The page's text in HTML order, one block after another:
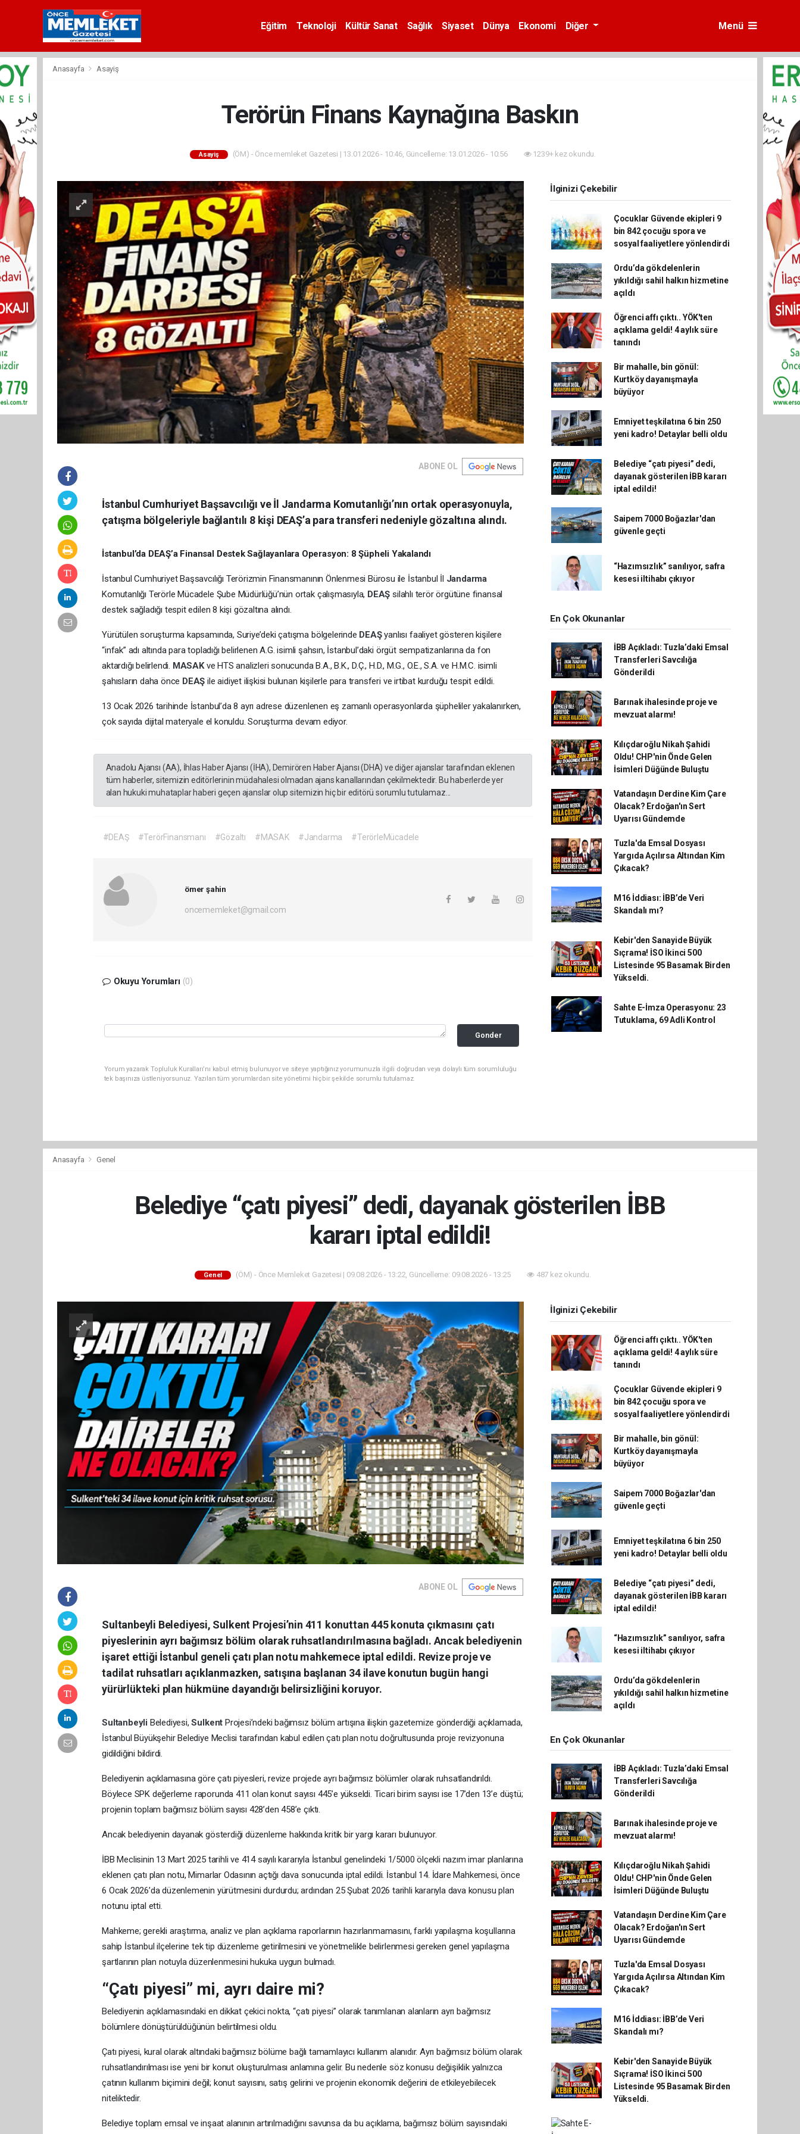
Eğitim Teknoloji Kültür Sanat Sağlık Siyaset Dünya Ekonomi Diğer Menü
Anasayfa Asayiş
Terörün Finans Kaynağına Baskın
Asayiş (ÖM) - Önce memleket Gazetesi | 13.01.2026 - 10:46, Güncelleme: 13.01.2026 - 10:56 1239+ kez okundu.
ABONE OL
İstanbul Cumhuriyet Başsavcılığı ve İl Jandarma Komutanlığı’nın ortak operasyonuyla,
çatışma bölgeleriyle bağlantılı 8 kişi DEAŞ’a para transferi nedeniyle gözaltına alındı.
İstanbul’da DEAŞ’a Finansal Destek Sağlayanlara Operasyon: 8 Şüpheli Yakalandı
İstanbul Cumhuriyet Başsavcılığı Terörizmin Finansmanının Önlenmesi Bürosu ile İstanbul İl Jandarma
Komutanlığı Terörle Mücadele Şube Müdürlüğü’nün ortak çalışmasıyla, DEAŞsilahlı terör örgütüne finansal
destek sağladığı tespit edilen 8 kişi gözaltına alındı.
Yürütülen soruşturma kapsamında, Suriye’deki çatışma bölgelerinde DEAŞyanlısı faaliyet gösteren kişilere
“infak” adı altında para topladığı belirlenen A.G. isimli şahsın, İstanbul’daki örgüt sempatizanlarına da fon
aktardığı belirlendi. MASAKve HTS analizleri sonucunda B.A., B.K., D.Ç., H.D., M.G., O.E., S.A. ve H.M.C. isimli
şahısların daha önce DEAŞile aidiyet ilişkisi bulunan kişilerle para transferi ve irtibat kurduğu tespit edildi.
13 Ocak 2026 tarihinde İstanbul’da 8 ayrı adrese düzenlenen eş zamanlı operasyonlarda şüpheliler yakalanırken,
çok sayıda dijital materyale el konuldu. Soruşturma devam ediyor.
Anadolu Ajansı (AA), İhlas Haber Ajansı (İHA), Demirören Haber Ajansı (DHA) ve diğer ajanslar tarafından eklenen
tüm haberler, sitemizin editörlerinin müdahalesi olmadan ajans kanallarından çekilmektedir. Bu haberlerde yer
alan hukuki muhataplar haberi geçen ajanslar olup sitemizin hiç bir editörü sorumlu tutulamaz...
#DEAŞ #TerörFinansmanı #Gözaltı #MASAK #Jandarma #TerörleMücadele
ömer şahin
oncememleket@gmail.com
Okuyu Yorumları (0)
Gonder
Yorum yazarak Topluluk Kuralları’nı kabul etmiş bulunuyor ve siteye yaptığınız yorumunuzla ilgili doğrudan veya dolaylı tüm sorumluluğu
tek başınıza üstleniyorsunuz. Yazılan tüm yorumlardan site yönetimi hiçbir şekilde sorumlu tutulamaz.
İlginizi Çekebilir
Çocuklar Güvende ekipleri 9
bin 842 çocuğu spora ve
sosyal faaliyetlere yönlendirdi
Ordu’da gökdelenlerin
yıkıldığı sahil halkın hizmetine
açıldı
Öğrenci affı çıktı.. YÖK'ten
açıklama geldi! 4 aylık süre
tanındı
Bir mahalle, bin gönül:
Kurtköy dayanışmayla
büyüyor
Emniyet teşkilatına 6 bin 250
yeni kadro! Detaylar belli oldu
Belediye “çatı piyesi” dedi,
dayanak gösterilen İBB kararı
iptal edildi!
Saipem 7000 Boğazlar'dan
güvenle geçti
“Hazımsızlık” sanılıyor, safra
kesesi iltihabı çıkıyor
En Çok Okunanlar
İBB Açıkladı: Tuzla’daki Emsal
Transferleri Savcılığa
Gönderildi
Barınak ihalesinde proje ve
mevzuat alarmı!
Kılıçdaroğlu Nikah Şahidi
Oldu! CHP'nin Önde Gelen
İsimleri Düğünde Buluştu
Vatandaşın Derdine Kim Çare
Olacak? Erdoğan'ın Sert
Uyarısı Gündemde
Tuzla'da Emsal Dosyası
Yargıda Açılırsa Altından Kim
Çıkacak?
M16 İddiası: İBB’de Veri
Skandalı mı?
Kebir'den Sanayide Büyük
Sıçrama! İSO İkinci 500
Listesinde 95 Basamak Birden
Yükseldi.
Sahte E-İmza Operasyonu: 23
Tutuklama, 69 Adli Kontrol
Anasayfa Genel
Belediye “çatı piyesi” dedi, dayanak gösterilen İBB
kararı iptal edildi!
Genel (ÖM) - Önce Memleket Gazetesi | 09.08.2026 - 13:22, Güncelleme: 09.08.2026 - 13:25 487 kez okundu.
ABONE OL
Sultanbeyli Belediyesi, Sulkent Projesi’nin 411 konuttan 445 konuta çıkmasını çatı
piyeslerinin ayrı bağımsız bölüm olarak ruhsatlandırılmasına bağladı. Ancak belediyenin
işaret ettiği İstanbul geneli çatı plan notu mahkemece iptal edildi. Revize proje ve
tadilat ruhsatları açıklanmazken, satışına başlanan 34 ilave konutun bugün hangi
yürürlükteki plan hükmüne dayandığı belirsizliğini koruyor.
Sultanbeyli Belediyesi,Sulkent Projesi’ndeki bağımsız bölüm artışına ilişkin gazetemize gönderdiği açıklamada,
İstanbul Büyükşehir Belediye Meclisi tarafından kabul edilen çatı plan notu doğrultusunda proje revizyonuna
gidildiğini bildirdi.
Belediyenin açıklamasına göre çatı piyesleri, revize projede ayrı bağımsız bölümler olarak ruhsatlandırıldı.
Böylece SPK değerleme raporunda 411 olan konut sayısı 445’e yükseldi. Ticari birim sayısı ise 17’den 13’e düştü;
projenin toplam bağımsız bölüm sayısı 428’den 458’e çıktı.
Ancak belediyenin dayanak gösterdiği düzenleme hakkında kritik bir yargı kararı bulunuyor.
İBB Meclisinin 13 Mart 2025 tarihli ve 414 sayılı kararıyla İstanbul genelindeki 1/5000 ölçekli nazım imar planlarına
eklenen çatı plan notu, Mimarlar Odasının açtığı dava sonucunda iptal edildi. İstanbul 14. İdare Mahkemesi, önce
6 Ocak 2026’da düzenlemenin yürütmesini durdurdu; ardından 25 Şubat 2026 tarihli kararıyla dava konusu plan
notunu iptal etti.
Mahkeme; gerekli araştırma, analiz ve plan açıklama raporlarının hazırlanmamasını, farklı yapılaşma koşullarına
sahip İstanbul ilçelerine tek tip düzenleme getirilmesini ve yönetmelikle belirlenmesi gereken genel yapılaşma
şartlarının plan notuyla düzenlenmesini hukuka uygun bulmadı.
“Çatı piyesi” mi, ayrı daire mi?
Belediyenin açıklamasındaki en dikkat çekici nokta, “çatı piyesi” olarak tanımlanan alanların ayrı bağımsız
bölümlere dönüştürüldüğünün belirtilmesi oldu.
Çatı piyesi, kural olarak altındaki bağımsız bölüme bağlı tamamlayıcı kullanım alanıdır. Ayrı bağımsız bölüm olarak
ruhsatlandırılması ise yeni bir konut oluşturulması anlamına gelir. Bu nedenle söz konusu değişiklik yalnızca
çatının kullanım biçimini değil; konut sayısını, satış gelirini ve projenin ekonomik değerini de etkileyebilecek
niteliktedir.
Belediye toplam emsal ve inşaat alanının artırılmadığını savunsa da bu açıklama, bağımsız bölüm sayısındaki
İlginizi Çekebilir
Öğrenci affı çıktı.. YÖK'ten
açıklama geldi! 4 aylık süre
tanındı
Çocuklar Güvende ekipleri 9
bin 842 çocuğu spora ve
sosyal faaliyetlere yönlendirdi
Bir mahalle, bin gönül:
Kurtköy dayanışmayla
büyüyor
Saipem 7000 Boğazlar'dan
güvenle geçti
Emniyet teşkilatına 6 bin 250
yeni kadro! Detaylar belli oldu
Belediye “çatı piyesi” dedi,
dayanak gösterilen İBB kararı
iptal edildi!
“Hazımsızlık” sanılıyor, safra
kesesi iltihabı çıkıyor
Ordu’da gökdelenlerin
yıkıldığı sahil halkın hizmetine
açıldı
En Çok Okunanlar
İBB Açıkladı: Tuzla’daki Emsal
Transferleri Savcılığa
Gönderildi
Barınak ihalesinde proje ve
mevzuat alarmı!
Kılıçdaroğlu Nikah Şahidi
Oldu! CHP'nin Önde Gelen
İsimleri Düğünde Buluştu
Vatandaşın Derdine Kim Çare
Olacak? Erdoğan'ın Sert
Uyarısı Gündemde
Tuzla'da Emsal Dosyası
Yargıda Açılırsa Altından Kim
Çıkacak?
M16 İddiası: İBB’de Veri
Skandalı mı?
Kebir'den Sanayide Büyük
Sıçrama! İSO İkinci 500
Listesinde 95 Basamak Birden
Yükseldi.